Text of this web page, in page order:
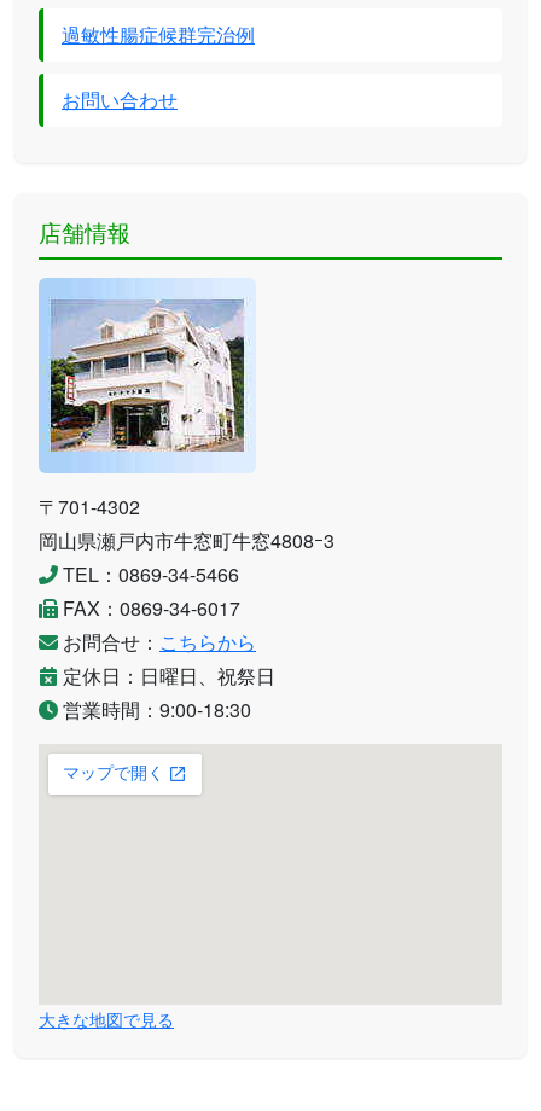
過敏性腸症候群完治例
お問い合わせ
店舗情報
〒701-4302
岡山県瀬戸内市牛窓町牛窓4808ｰ3
TEL：0869-34-5466
FAX：0869-34-6017
お問合せ： こちらから
定休日：日曜日、祝祭日
営業時間：9:00-18:30
大きな地図で見る